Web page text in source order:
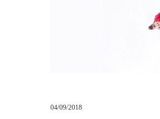
04/09/2018